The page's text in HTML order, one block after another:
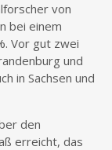
von
bei einem
Vor gut zwei
und
in Sachsen und
den
erreicht, das